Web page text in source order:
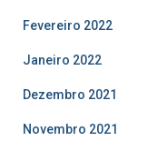
Fevereiro 2022
Janeiro 2022
Dezembro 2021
Novembro 2021